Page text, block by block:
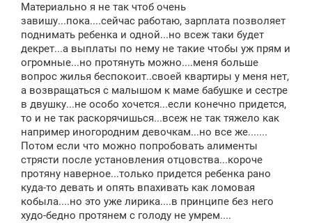
Материально я не так чтоб очень
завишу...пока....сейчас работаю, зарплата позволяет
поднимать ребенка и одной...но всеж таки будет
декрет...а выплаты по нему не такие чтобы уж прям и
огромные...но протянуть можно....меня больше
вопрос жилья беспокоит..своей квартиры у меня нет,
а возвращаться с малышом к маме бабушке и сестре
в двушку...не особо хочется...если конечно придется,
то и не так раскорячишься...всеж не так тяжело как
например иногородним девочкам...но все же.......
Потом если что можно попробовать алименты
стрясти после установления отцовства...короче
протяну наверное...только придется ребенка рано
куда-то девать и опять впахивать как ломовая
кобыла....но это уже лирика....в принципе без него
худо-бедно протянем с голоду не умрем....